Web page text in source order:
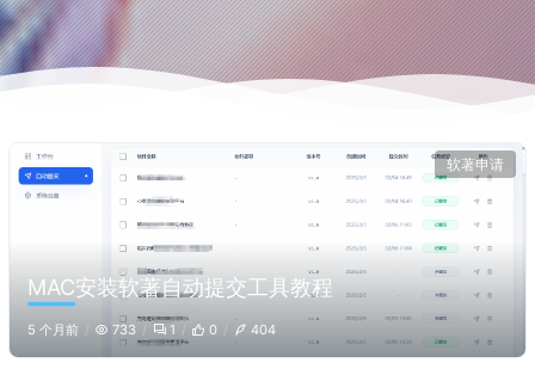
软著申请
MAC安装软著自动提交工具教程
5 个月前 733 1 0 404